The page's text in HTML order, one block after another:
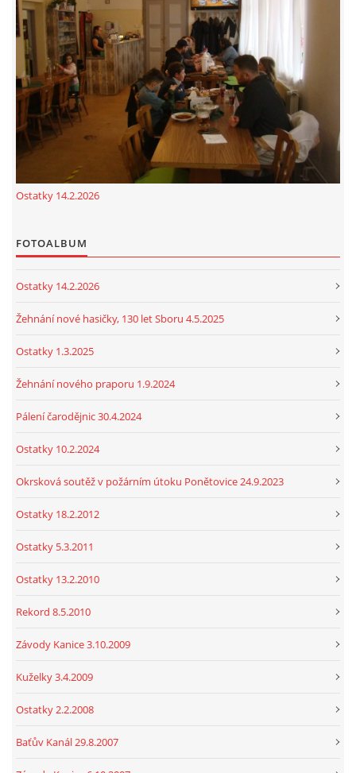
PRACE
Vinohrádky 373
737361186 , 732851414
cenekji@seznam.cz
© 2026 eStránky.cz |RSS|Tisk|
Ostatky 14.2.2026
FOTOALBUM
Ostatky 14.2.2026
Žehnání nové hasičky, 130 let Sboru 4.5.2025
Ostatky 1.3.2025
Žehnání nového praporu 1.9.2024
Pálení čarodějnic 30.4.2024
Ostatky 10.2.2024
Okrsková soutěž v požárním útoku Ponětovice 24.9.2023
Ostatky 18.2.2012
Ostatky 5.3.2011
Ostatky 13.2.2010
Rekord 8.5.2010
Závody Kanice 3.10.2009
Kuželky 3.4.2009
Ostatky 2.2.2008
Baťův Kanál 29.8.2007